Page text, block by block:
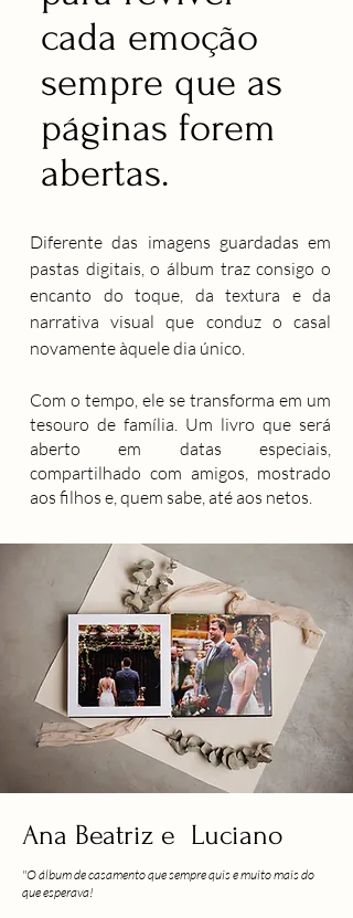
cada emoção
sempre que as
páginas forem
abertas.
Diferente das imagens guardadas em
pastas digitais, o álbum traz consigo o
encanto do toque, da textura e da
narrativa visual que conduz o casal
novamente àquele dia único.
Com o tempo, ele se transforma em um
tesouro de família. Um livro que será
aberto em datas especiais,
compartilhado com amigos, mostrado
aos filhos e, quem sabe, até aos netos.
Ana Beatriz e Luciano
"O álbum de casamento que sempre quis e muito mais do
que esperava!